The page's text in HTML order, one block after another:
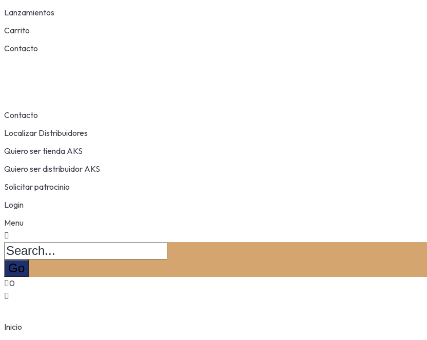
Lanzamientos
Carrito
Contacto
Contacto
Localizar Distribuidores
Quiero ser tienda AKS
Quiero ser distribuidor AKS
Solicitar patrocinio
Login
Menu
0
Inicio